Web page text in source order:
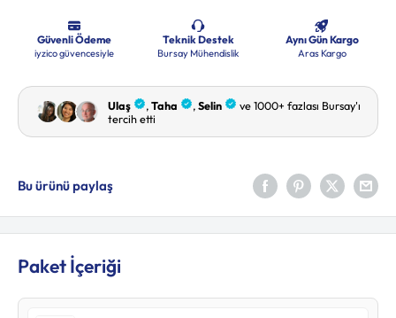
Bu ürünü paylaş
Paket İçeriği